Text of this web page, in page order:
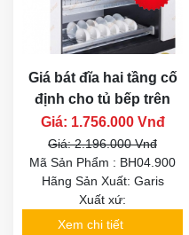
Giá bát đĩa hai tầng cố
định cho tủ bếp trên
Giá: 1.756.000 Vnđ
Giá: 2.196.000 Vnđ
Mã Sản Phẩm : BH04.900
Hãng Sản Xuất: Garis
Xuất xứ:
Xem chi tiết